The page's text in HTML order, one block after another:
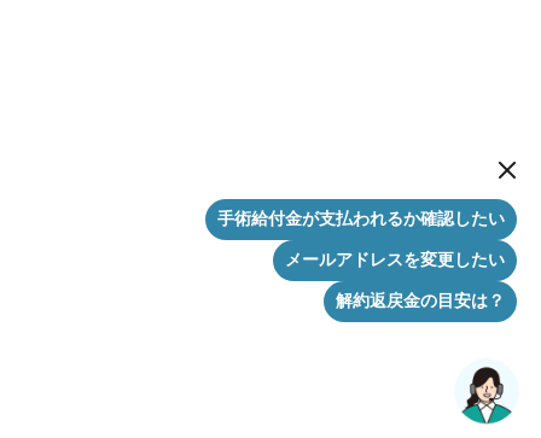
New
手術給付金が支払われるか確認したい
メールアドレスを変更したい
解約返戻金の目安は？